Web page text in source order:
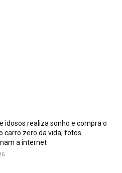
idosos realiza sonho e compra o
carro zero da vida; fotos
a internet